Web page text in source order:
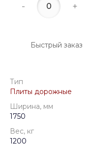
- +
Быстрый заказ
Тип
Плиты дорожные
Ширина, мм
1750
Вес, кг
1200